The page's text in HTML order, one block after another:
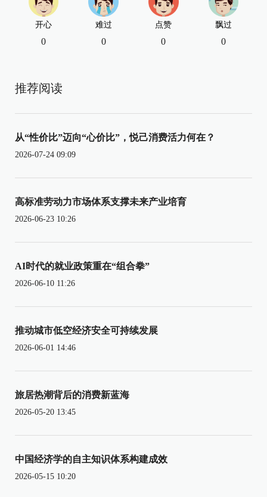
开心
0
难过
0
点赞
0
飘过
0
推荐阅读
从“性价比”迈向“心价比”，悦己消费活力何在？
2026-07-24 09:09
高标准劳动力市场体系支撑未来产业培育
2026-06-23 10:26
AI时代的就业政策重在“组合拳”
2026-06-10 11:26
推动城市低空经济安全可持续发展
2026-06-01 14:46
旅居热潮背后的消费新蓝海
2026-05-20 13:45
中国经济学的自主知识体系构建成效
2026-05-15 10:20